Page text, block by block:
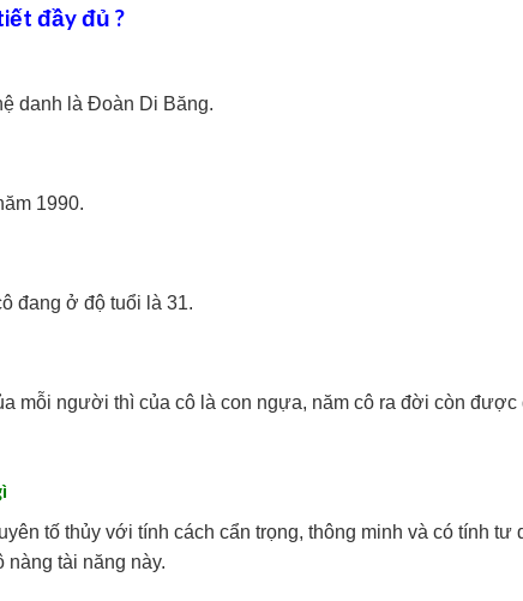
đầy đủ ?
danh là Đoàn Di Băng.
1990.
đang ở độ tuổi là 31.
mỗi người thì của cô là con ngựa, năm cô ra đời còn được
tố thủy với tính cách cẩn trọng, thông minh và có tính tư
nàng tài năng này.